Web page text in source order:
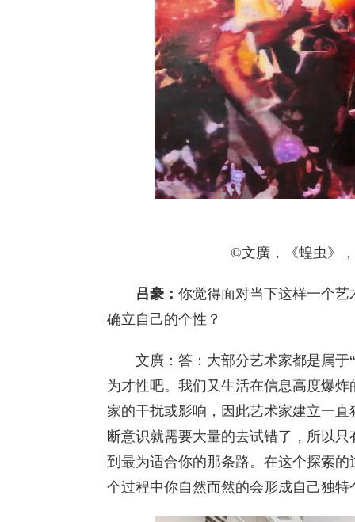
©文廣，《蝗虫》，
吕豪： 你觉得面对当下这样一个
确立自己的个性？
文廣：答：大部分艺术家都是属于“
为才性吧。我们又生活在信息高度爆
家的干扰或影响，因此艺术家建立一
断意识就需要大量的去试错了，所以
到最为适合你的那条路。在这个探索
个过程中你自然而然的会形成自己独